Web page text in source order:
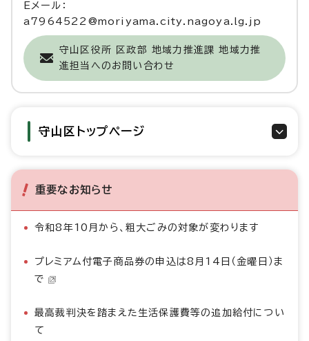
Eメール：
a7964522@moriyama.city.nagoya.lg.jp
守山区役所 区政部 地域力推進課 地域力推
進担当へのお問い合わせ
守山区トップページ
重要なお知らせ
令和8年10月から、粗大ごみの対象が変わります
プレミアム付電子商品券の申込は8月14日（金曜日）ま
で
最高裁判決を踏まえた生活保護費等の追加給付につい
て